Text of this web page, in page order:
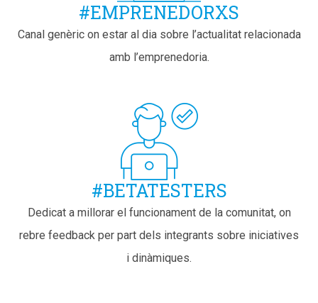
#EMPRENEDORXS
Canal genèric on estar al dia sobre l’actualitat relacionada
amb l’emprenedoria.
#BETATESTERS
Dedicat a millorar el funcionament de la comunitat, on
rebre feedback per part dels integrants sobre iniciatives
i dinàmiques.